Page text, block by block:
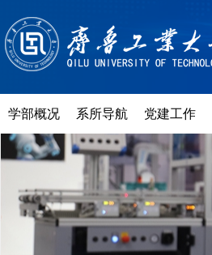
学部概况 系所导航 党建工作